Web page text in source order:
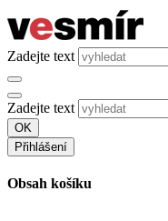
Zadejte text
Zadejte text
OK
Přihlášení
Obsah košíku